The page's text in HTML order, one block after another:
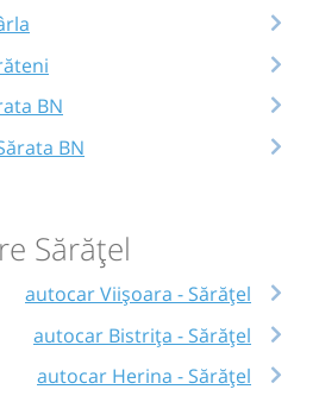
BN
BN
Sărățel
autocar Viișoara - Sărățel
autocar Bistrița - Sărățel
autocar Herina - Sărățel